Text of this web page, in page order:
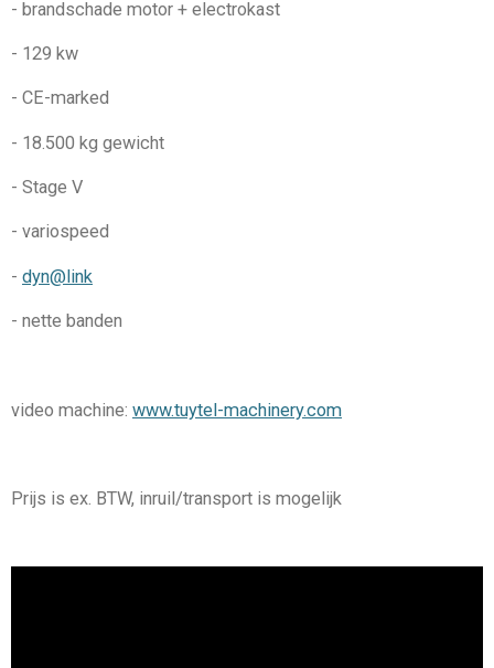
- brandschade motor + electrokast
- 129 kw
- CE-marked
- 18.500 kg gewicht
- Stage V
- variospeed
- dyn@link
- nette banden
video machine: www.tuytel-machinery.com
Prijs is ex. BTW, inruil/transport is mogelijk